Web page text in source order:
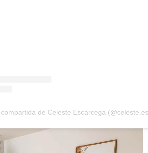
de Celeste Escárcega